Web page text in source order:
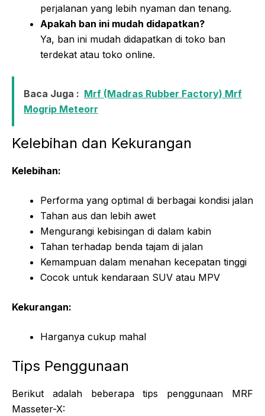
perjalanan yang lebih nyaman dan tenang.
Apakah ban ini mudah didapatkan?
Ya, ban ini mudah didapatkan di toko ban
terdekat atau toko online.
Baca Juga : Mrf (Madras Rubber Factory) Mrf
Mogrip Meteorr
Kelebihan dan Kekurangan
Kelebihan:
Performa yang optimal di berbagai kondisi jalan
Tahan aus dan lebih awet
Mengurangi kebisingan di dalam kabin
Tahan terhadap benda tajam di jalan
Kemampuan dalam menahan kecepatan tinggi
Cocok untuk kendaraan SUV atau MPV
Kekurangan:
Harganya cukup mahal
Tips Penggunaan
Berikut adalah beberapa tips penggunaan MRF
Masseter-X: